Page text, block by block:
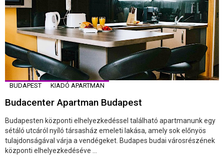
BUDAPEST KIADÓ APARTMAN
Budacenter Apartman Budapest
Budapesten központi elhelyezkedéssel található apartmanunk egy
sétáló utcáról nyíló társasház emeleti lakása, amely sok előnyös
tulajdonságával várja a vendégeket. Budapes budai városrészének
központi elhelyezkedéséve ...